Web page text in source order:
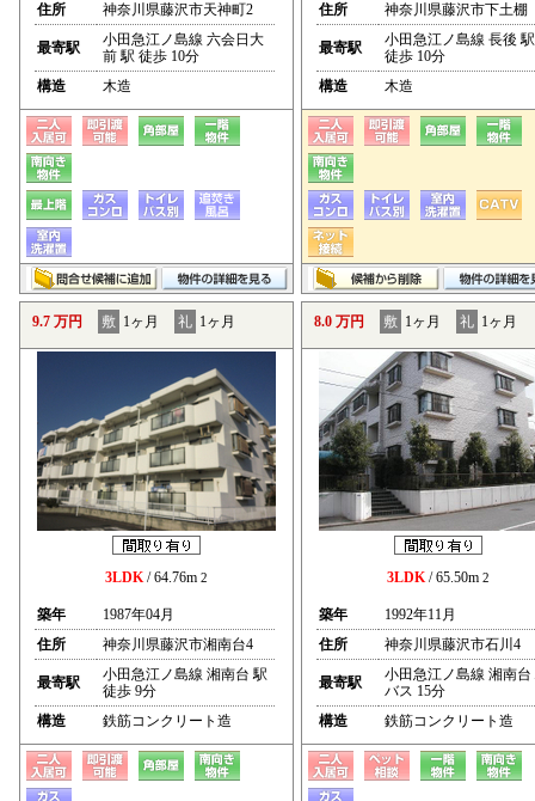
住所
神奈川県藤沢市天神町2
最寄駅
小田急江ノ島線 六会日大
前 駅 徒歩 10分
構造
木造
住所
神奈川県藤沢市下土棚
最寄駅
小田急江ノ島線 長後 駅
徒歩 10分
構造
木造
9.7 万円 敷 1ヶ月 礼 1ヶ月
3LDK/ 64.76m 2
築年
1987年04月
住所
神奈川県藤沢市湘南台4
最寄駅
小田急江ノ島線 湘南台 駅
徒歩 9分
構造
鉄筋コンクリート造
8.0 万円 敷 1ヶ月 礼 1ヶ月
3LDK/ 65.50m 2
築年
1992年11月
住所
神奈川県藤沢市石川4
最寄駅
小田急江ノ島線 湘南台
バス 15分
構造
鉄筋コンクリート造